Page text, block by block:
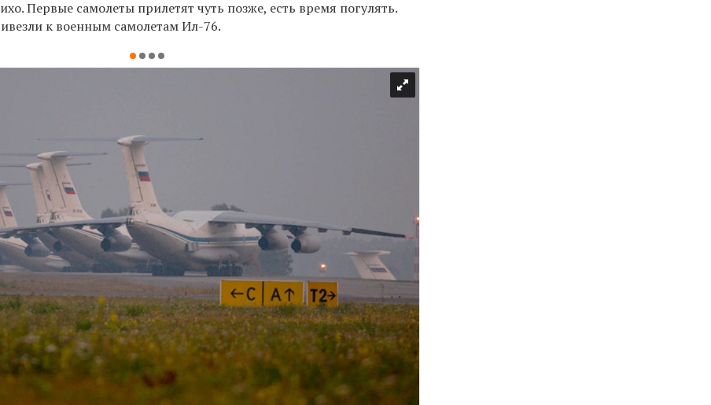
Первые самолеты прилетят чуть позже, есть время погулять.
к военным самолетам Ил-76.